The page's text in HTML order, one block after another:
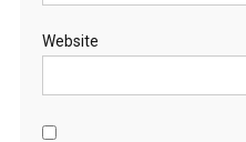
Website